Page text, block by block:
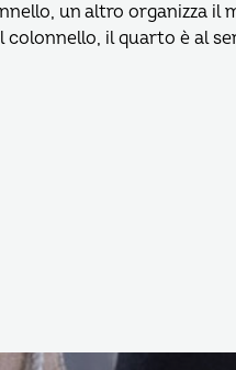
un altro organizza il
il quarto è al